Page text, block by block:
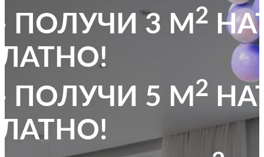
ПОЛУЧИ 3 М 2
ПОЛУЧИ 5 М 2